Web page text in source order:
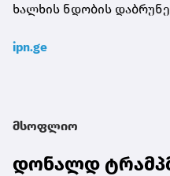
ხალხის ნდობის
ipn.ge
მსოფლიო
დონალდ